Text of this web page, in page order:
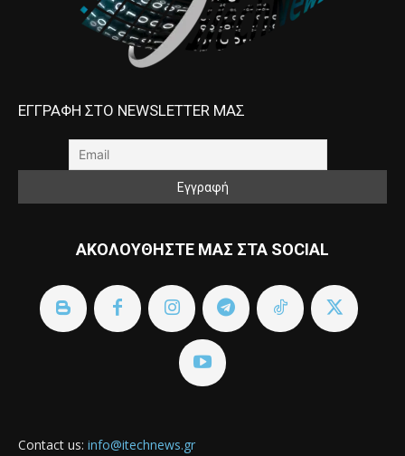
ΕΓΓΡΑΦΗ ΣΤΟ NEWSLETTER ΜΑΣ
ΑΚΟΛΟΥΘΗΣΤΕ ΜΑΣ ΣΤΑ SOCIAL
Contact us: info@itechnews.gr